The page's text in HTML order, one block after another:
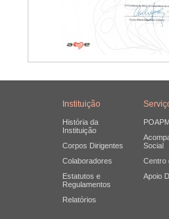
Instituição
História da
Instituição
Corpos Dirigentes
Colaboradores
Estatutos e
Regulamentos
Relatórios
Social
Centro
Apoio